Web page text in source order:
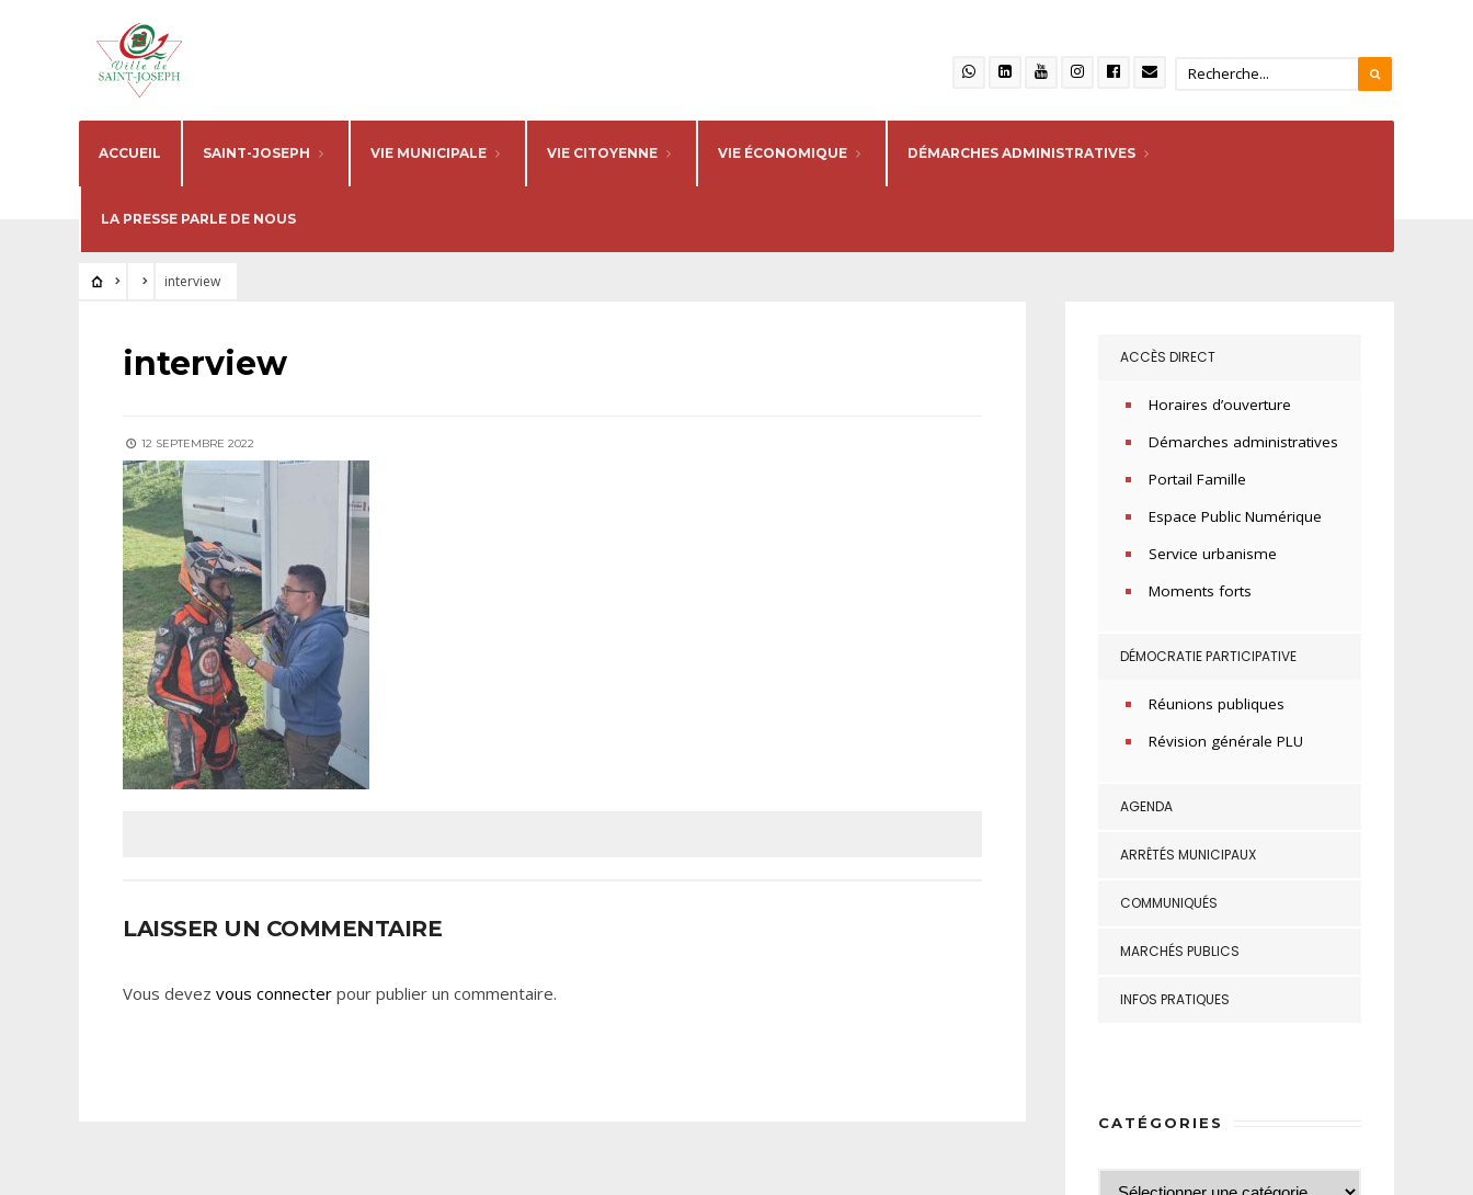
ACCUEIL SAINT-JOSEPH VIE MUNICIPALE VIE CITOYENNE VIE ÉCONOMIQUE DÉMARCHES ADMINISTRATIVES
LA PRESSE PARLE DE NOUS
interview
interview
12 SEPTEMBRE 2022
LAISSER UN COMMENTAIRE
Vous devez vous connecter pour publier un commentaire.
ACCÈS DIRECT
Horaires d’ouverture
Démarches administratives
Portail Famille
Espace Public Numérique
Service urbanisme
Moments forts
DÉMOCRATIE PARTICIPATIVE
Réunions publiques
Révision générale PLU
AGENDA
ARRÊTÉS MUNICIPAUX
COMMUNIQUÉS
MARCHÉS PUBLICS
INFOS PRATIQUES
CATÉGORIES